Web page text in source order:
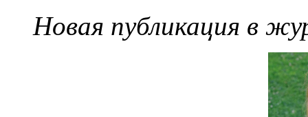
Новая публикация в